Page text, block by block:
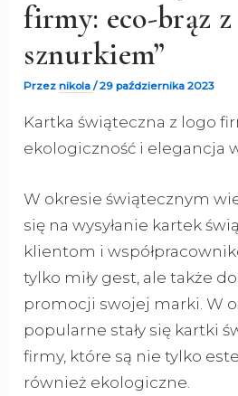
firmy: eco-brąz
sznurkiem”
Przeznikola/29 października 2023
Kartka świąteczna z logo
ekologiczność i elegancja
W okresie świątecznym
się na wysyłanie kartek
klientom i
tylko miły gest, ale także
promocji swojej marki. W
popularne stały się kartki
firmy, które są nie tylko
również ekologiczne.